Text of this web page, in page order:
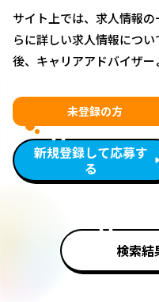
サイト上では、求人情報
らに詳しい求人情報につ
後、キャリアアドバイザー
未登録の方
新規登録して応募す
る
検索結